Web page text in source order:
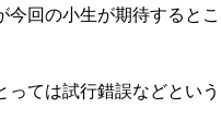
回の小生が期待するとこ
ては試行錯誤などという